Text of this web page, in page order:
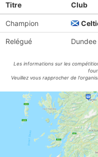
Titre Club
Champion
Relégué
Les informations sur les
Veuillez vous rapprocher de